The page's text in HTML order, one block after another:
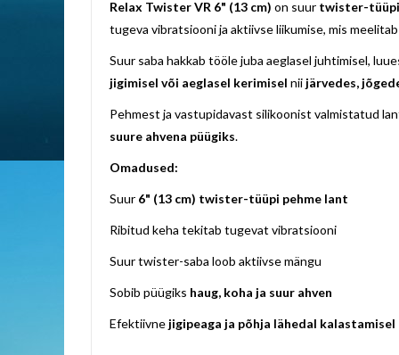
images
gallery
Relax Twister VR 6" (13 cm) on suur twister-tüüpi
tugeva vibratsiooni ja aktiivse liikumise, mis
Suur saba hakkab tööle juba aeglasel juhtimisel,
jigimisel või aeglasel kerimisel nii järvedes,
Pehmest ja vastupidavast silikoonist valmistatud
suure ahvena püügiks.
Omadused:
Suur 6" (13 cm) twister-tüüpi pehme lant
Ribitud keha tekitab tugevat vibratsiooni
Suur twister-saba loob aktiivse mängu
Sobib püügiks haug, koha ja suur ahven
Efektiivne jigipeaga ja põhja lähedal kalastamisel